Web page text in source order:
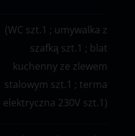
(WC szt.1 ; umywalka z
szafką szt.1 ; blat
kuchenny ze zlewem
stalowym szt.1 ; terma
elektryczna 230V szt.1)